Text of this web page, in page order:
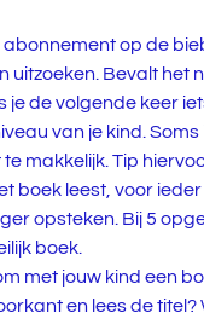
op de
uitzoeken. Bevalt het
je de volgende keer
van je kind. Soms
te makkelijk. Tip
boek leest, voor ieder
opsteken. Bij 5
boek.
met jouw kind een
en lees de titel?